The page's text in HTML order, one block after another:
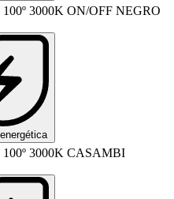
3000K ON/OFF NEGRO
3000K CASAMBI